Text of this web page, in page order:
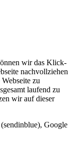
wir das Klick-
nachvollziehen
zu
laufend zu
wir auf dieser
Google